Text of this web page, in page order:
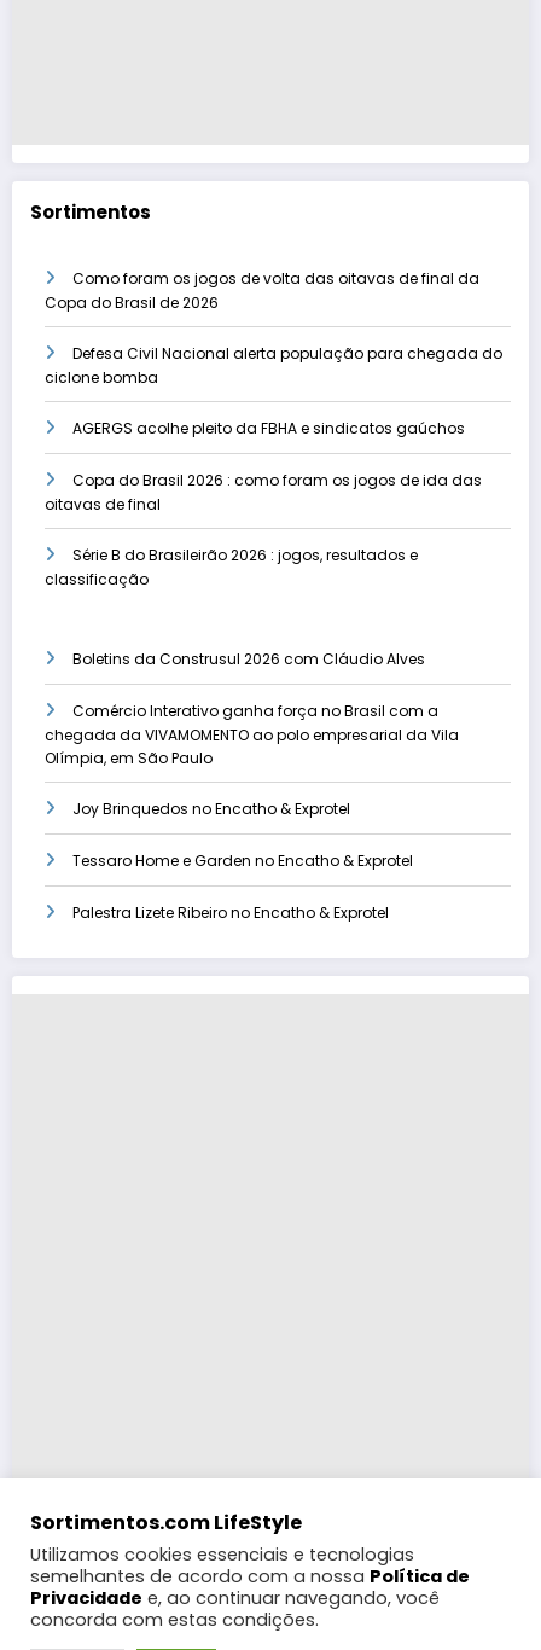
Sortimentos
Como foram os jogos de volta das oitavas de final da
Copa do Brasil de 2026
Defesa Civil Nacional alerta população para chegada do
ciclone bomba
AGERGS acolhe pleito da FBHA e sindicatos gaúchos
Copa do Brasil 2026 : como foram os jogos de ida das
oitavas de final
Série B do Brasileirão 2026 : jogos, resultados e
classificação
Boletins da Construsul 2026 com Cláudio Alves
Comércio Interativo ganha força no Brasil com a
chegada da VIVAMOMENTO ao polo empresarial da Vila
Olímpia, em São Paulo
Joy Brinquedos no Encatho & Exprotel
Tessaro Home e Garden no Encatho & Exprotel
Palestra Lizete Ribeiro no Encatho & Exprotel
Sortimentos.com LifeStyle
Utilizamos cookies essenciais e tecnologias
semelhantes de acordo com a nossa Política de
Privacidade e, ao continuar navegando, você
concorda com estas condições.